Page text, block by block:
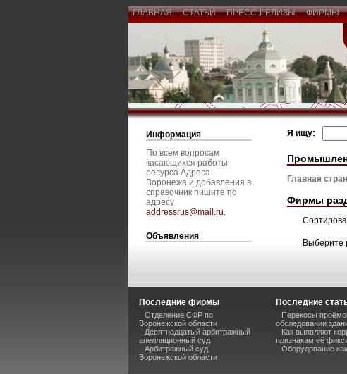
ГЛАВНАЯ СТАТЬИ ПРЕСС-РЕЛИЗЫ ФИРМЫ
Информация
По всем вопросам
касающихся работы
ресурса Адреса
Воронежа и добавления в
справочник пишите по
адресу
addressrus@mail.ru.
Объявления
Я ищу:
Главная
Фирмы
Выберите
Последние фирмы
Отделение СФР по
Воронежской области
Девятнадцатый арбитражный
апелляционный суд
Арбитражный суд
Воронежской области
Последние
Перекосы
обследовании
Как выявляют
признакам её
Оборудование